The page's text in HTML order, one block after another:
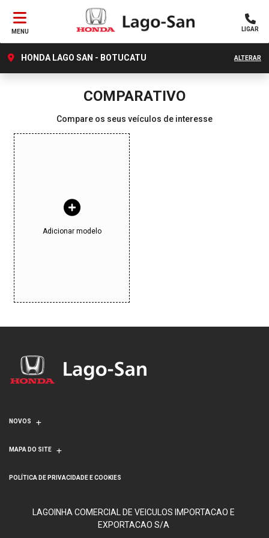
MENU LIGAR
HONDA LAGO SAN - BOTUCATU ALTERAR
COMPARATIVO
Compare os seus veículos de interesse
Adicionar modelo
NOVOS
MAPA DO SITE
POLÍTICA DE PRIVACIDADE E COOKIES
LAGOINHA COMERCIAL DE VEICULOS IMPORTACAO E
EXPORTACAO S/A